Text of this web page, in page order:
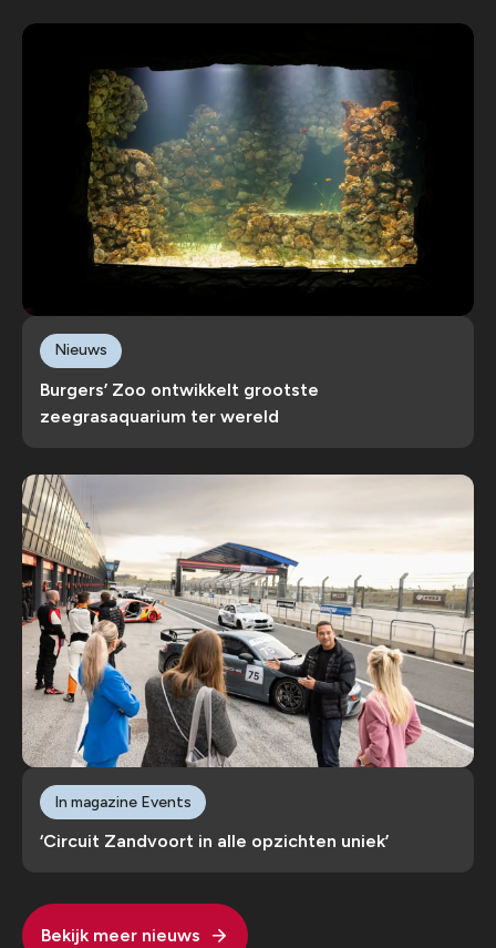
Burgers’ Zoo ontwikkelt grootste
zeegrasaquarium ter wereld
Nieuws
‘Circuit Zandvoort in alle opzichten uniek’
In magazine Events
Bekijk meer nieuws